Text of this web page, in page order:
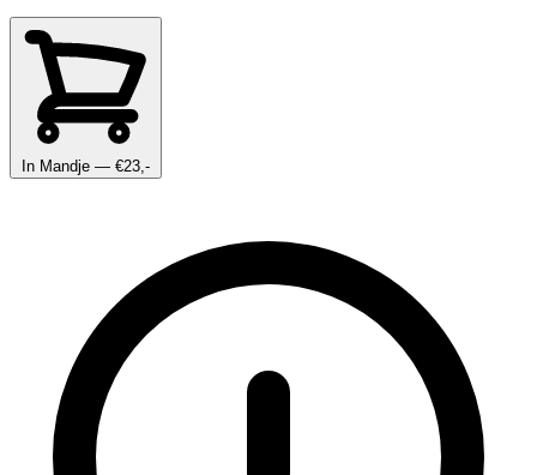
In Mandje — €23,-